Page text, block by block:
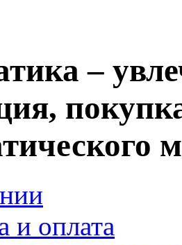
–
и оплата